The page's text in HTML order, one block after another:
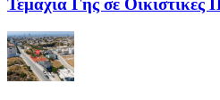
Τεμάχια Γης σε Οικιστικές